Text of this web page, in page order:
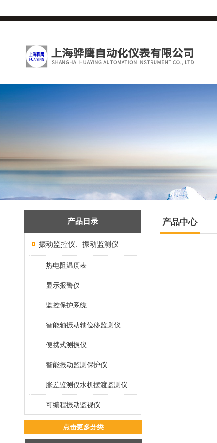
产品目录
振动监控仪、振动监测仪
热电阻温度表
显示报警仪
监控保护系统
智能轴振动轴位移监测仪
便携式测振仪
智能振动监测保护仪
胀差监测仪水机摆渡监测仪
可编程振动监视仪
点击更多分类
产品中心